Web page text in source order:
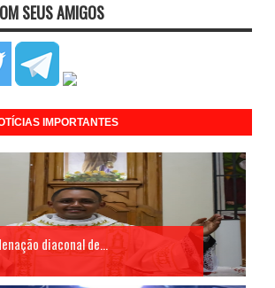
SEUS AMIGOS
IMPORTANTES
diaconal de...